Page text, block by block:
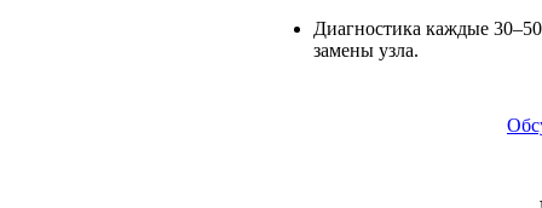
Диагностика каждые
замены узла.